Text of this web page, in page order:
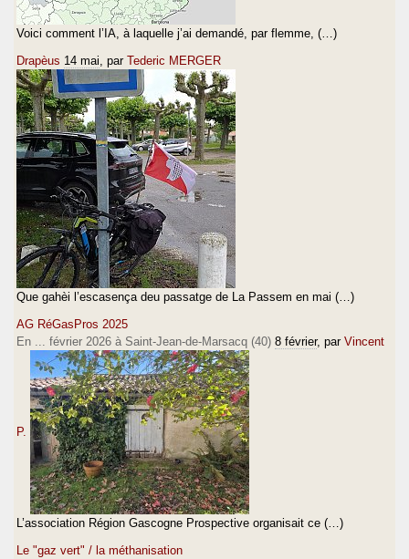
Voici comment l’IA, à laquelle j’ai demandé, par flemme, (…)
Drapèus 14 mai , par Tederic MERGER
Que gahèi l’escasença deu passatge de La Passem en mai (…)
AG RéGasPros 2025
En ... février 2026 à Saint-Jean-de-Marsacq (40) 8 février, par Vincent
P.
L’association Région Gascogne Prospective organisait ce (…)
Le "gaz vert" / la méthanisation